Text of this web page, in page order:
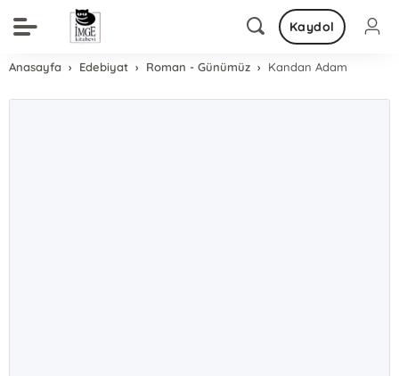
Kaydol
Anasayfa Edebiyat Roman - Günümüz Kandan Adam